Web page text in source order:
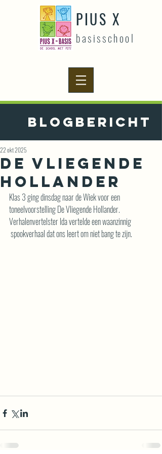
PIUS X
basisschool
Blogbericht
De Vliegende
hollander
22 okt 2025
Klas 3 ging dinsdag naar de Wiek voor een
toneelvoorstelling De Vliegende Hollander.
Verhalenvertelster Ida vertelde een waanzinnig
spookverhaal dat ons leert om niet bang te zijn.